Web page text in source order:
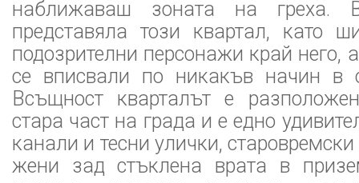
наближаваш зоната на греха.
представяла този квартал, като
подозрителни персонажи край него,
се вписвали по никакъв начин в
Всъщност кварталът е
стара част на града и е едно
канали и тесни улички,
жени зад стъклена врата в